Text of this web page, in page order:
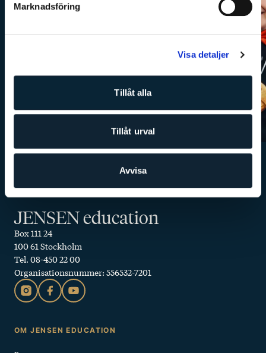
Marknadsföring
Visa detaljer
Tillåt alla
Tillåt urval
Avvisa
JENSEN education
Box 111 24
100 61 Stockholm
Tel. 08-450 22 00
Organisationsnummer: 556532-7201
Sidfot
OM JENSEN EDUCATION